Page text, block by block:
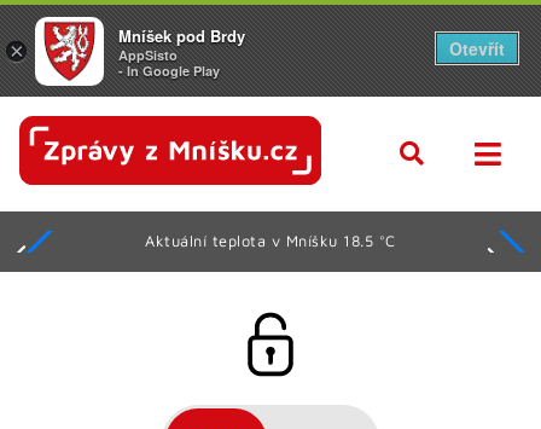
Aktuální teplota v Mníšku 18.5 °C
×
Mníšek pod Brdy
AppSisto
- In Google Play
Otevřít